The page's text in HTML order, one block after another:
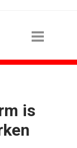
is